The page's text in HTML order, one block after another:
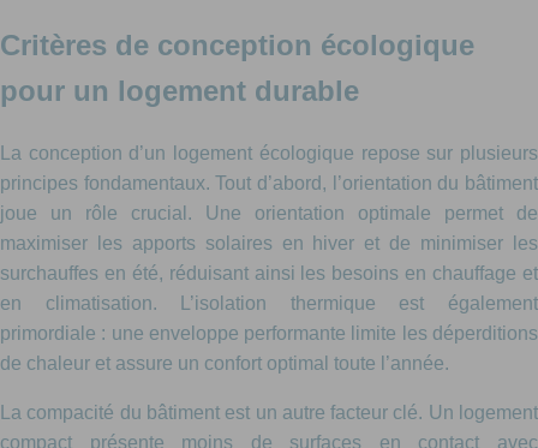
Critères de conception écologique
pour un logement durable
La conception d’un logement écologique repose sur plusieurs
principes fondamentaux. Tout d’abord, l’orientation du bâtiment
joue un rôle crucial. Une orientation optimale permet de
maximiser les apports solaires en hiver et de minimiser les
surchauffes en été, réduisant ainsi les besoins en chauffage et
en climatisation. L’isolation thermique est également
primordiale : une enveloppe performante limite les déperditions
de chaleur et assure un confort optimal toute l’année.
La compacité du bâtiment est un autre facteur clé. Un logement
compact présente moins de surfaces en contact avec